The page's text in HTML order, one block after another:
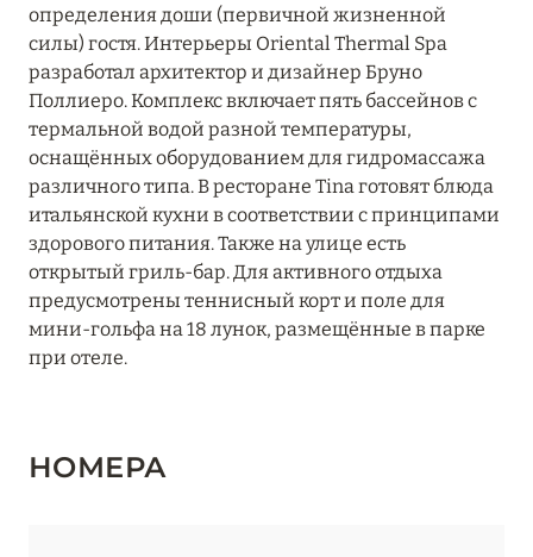
СИЦИЛИЯ
ТОСКАНА 29
ТРЕНТИНО-АЛЬТО-
АДИДЖЕ
5
УМБРИЯ
ЭМИЛИЯ-РОМАНЬЯ
определения доши (первичной жизненной
силы) гостя. Интерьеры Oriental Thermal Spa
разработал архитектор и дизайнер Бруно
Поллиеро. Комплекс включает пять бассейнов с
термальной водой разной температуры,
оснащённых оборудованием для гидромассажа
различного типа. В ресторане Tina готовят блюда
итальянской кухни в соответствии с принципами
здорового питания. Также на улице есть
открытый гриль-бар. Для активного отдыха
предусмотрены теннисный корт и поле для
мини-гольфа на 18 лунок, размещённые в парке
при отеле.
НОМЕРА